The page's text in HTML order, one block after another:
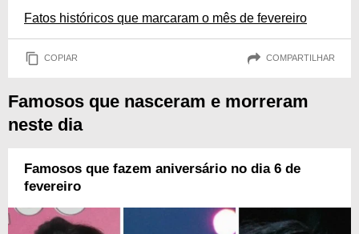
Fatos históricos que marcaram o mês de fevereiro
COPIAR COMPARTILHAR
Famosos que nasceram e morreram
neste dia
Famosos que fazem aniversário no dia 6 de
fevereiro